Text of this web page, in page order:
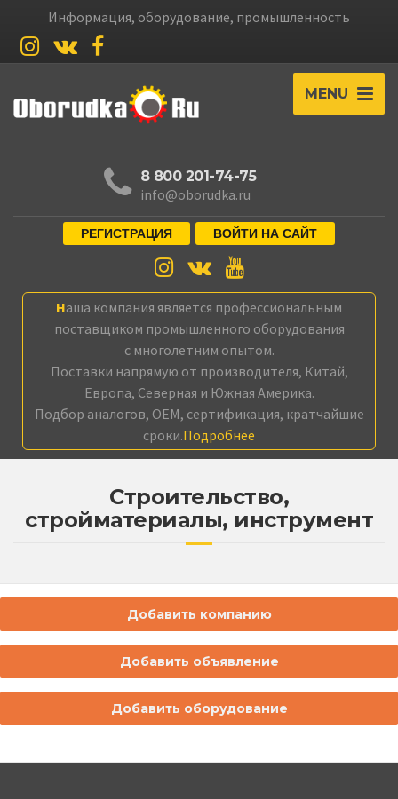
Информация, оборудование, промышленность
MENU
8 800 201-74-75
info@oborudka.ru
РЕГИСТРАЦИЯ ВОЙТИ НА САЙТ
Наша компания является профессиональным
поставщиком промышленного оборудования
с многолетним опытом.
Поставки напрямую от производителя, Китай,
Европа, Северная и Южная Америка.
Подбор аналогов, OEM, сертификация, кратчайшие
сроки.Подробнее
Строительство,
стройматериалы, инструмент
Добавить компанию
Добавить объявление
Добавить оборудование